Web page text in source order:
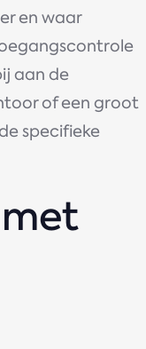
en waar
aan de
of een groot
specifieke